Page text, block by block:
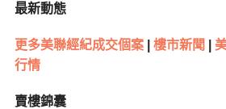
最新動態
更多美聯經紀成交個案| 樓市新聞
行情
賣樓錦囊